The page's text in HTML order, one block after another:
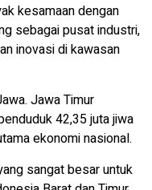
kesamaan dengan
sebagai pusat industri,
inovasi di kawasan
Jawa Timur
42,35 juta jiwa
ekonomi nasional.
sangat besar untuk